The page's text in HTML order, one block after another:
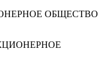
ОБЩЕСТВО